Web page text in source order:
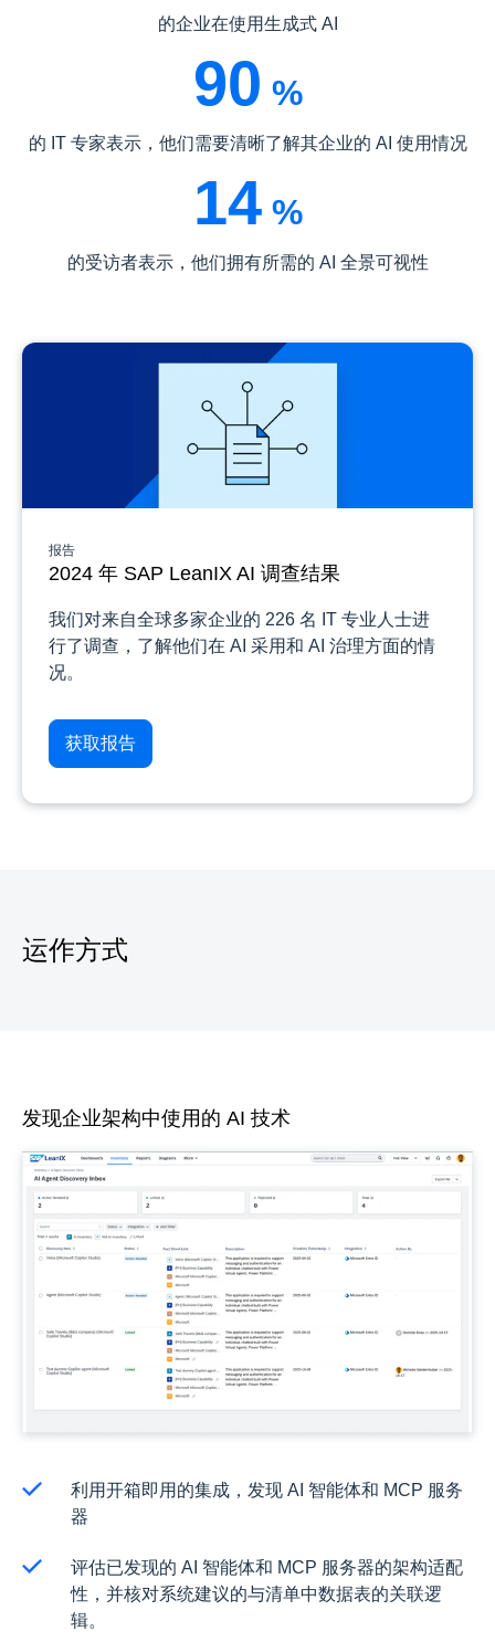
的企业在使用生成式 AI
90 %
的 IT 专家表示，他们需要清晰了解其企业的 AI 使用情况
14%
的受访者表示，他们拥有所需的 AI 全景可视性
报告
2024 年 SAP LeanIX AI 调查结果
我们对来自全球多家企业的 226 名 IT 专业人士进
行了调查，了解他们在 AI 采用和 AI 治理方面的情
况。
获取报告
运作方式
发现企业架构中使用的 AI 技术
利用开箱即用的集成，发现 AI 智能体和 MCP 服务
器
评估已发现的 AI 智能体和 MCP 服务器的架构适配
性，并核对系统建议的与清单中数据表的关联逻
辑。